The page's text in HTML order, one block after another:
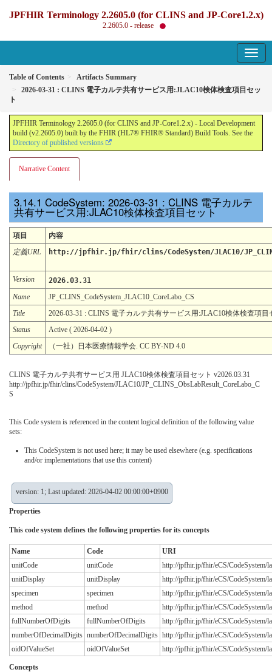
JPFHIR Terminology 2.2605.0 (for CLINS and JP-Core1.2.x)
2.2605.0 - release
Table of Contents
Artifacts Summary
2026-03-31 : CLINS 電子カルテ共有サービス用:JLAC10検体検査項目セッ
ト
JPFHIR Terminology 2.2605.0 (for CLINS and JP-Core1.2.x) - Local Development
build (v2.2605.0) built by the FHIR (HL7® FHIR® Standard) Build Tools. See the
Directory of published versions
Narrative Content
CodeSystem: 2026-03-31 : CLINS 電子カルテ
共有サービス用:JLAC10検体検査項目セット
項目
内容
定義URL
http://jpfhir.jp/fhir/clins/CodeSystem/JLAC10/
Version
2026.03.31
Name
JP_CLINS_CodeSystem_JLAC10_CoreLabo_CS
Title
2026-03-31 : CLINS 電子カルテ共有サービス用:JLAC10検体検査項目
Status
Active ( 2026-04-02 )
Copyright
（一社）日本医療情報学会. CC BY-ND 4.0
CLINS 電子カルテ共有サービス用 JLAC10検体検査項目セット v2026.03.31
http://jpfhir.jp/fhir/clins/CodeSystem/JLAC10/JP_CLINS_ObsLabResult_CoreLabo_C
S
This Code system is referenced in the content logical definition of the following value
sets:
This CodeSystem is not used here; it may be used elsewhere (e.g. specifications
and/or implementations that use this content)
version: 1; Last updated: 2026-04-02 00:00:00+0900
Properties
This code system defines the following properties for its concepts
Name Code
URI
unitCode
unitCode
http://jpfhir.jp/fhir/eCS/CodeSystem/
unitDisplay
unitDisplay
http://jpfhir.jp/fhir/eCS/CodeSystem/
specimen
specimen
http://jpfhir.jp/fhir/eCS/CodeSystem/
method
method
http://jpfhir.jp/fhir/eCS/CodeSystem/
fullNumberOfDigits
fullNumberOfDigits
http://jpfhir.jp/fhir/eCS/
numberOfDecimalDigits numberOfDecimalDigits http://jpfhir.jp/fhir/eCS/CodeSystem/
oidOfValueSet
oidOfValueSet http://jpfhir.jp/fhir/eCS/CodeSystem/
Concepts